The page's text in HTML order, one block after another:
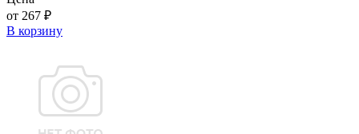
от 267 ₽
В корзину